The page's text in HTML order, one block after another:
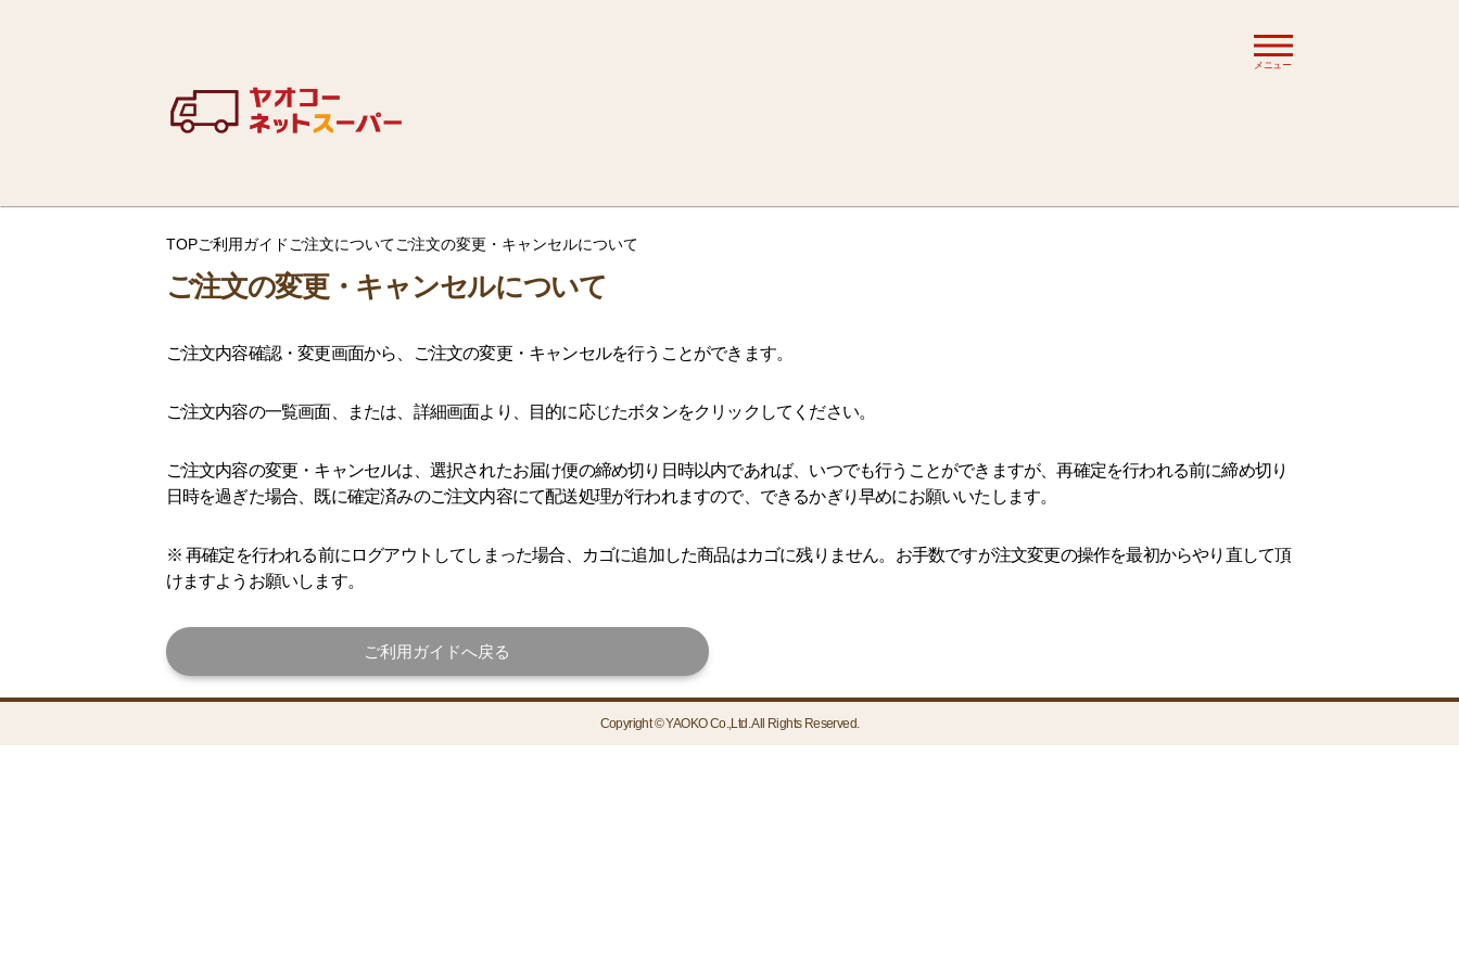
メニュー
TOPご利用ガイド ご注文についてご注文の変更・キャンセルについて
ご注文の変更・キャンセルについて
ご注文内容確認・変更画面から、ご注文の変更・キャンセルを行うことができます。
ご注文内容の一覧画面、または、詳細画面より、目的に応じたボタンをクリックしてください。
ご注文内容の変更・キャンセルは、選択されたお届け便の締め切り日時以内であれば、いつでも行うことができますが、再確定を行われる前に締め切り
日時を過ぎた場合、既に確定済みのご注文内容にて配送処理が行われますので、できるかぎり早めにお願いいたします。
※ 再確定を行われる前にログアウトしてしまった場合、カゴに追加した商品はカゴに残りません。お手数ですが注文変更の操作を最初からやり直して頂
けますようお願いします。
ご利用ガイドへ戻る
Copyright © YAOKO Co.,Ltd. All Rights Reserved.